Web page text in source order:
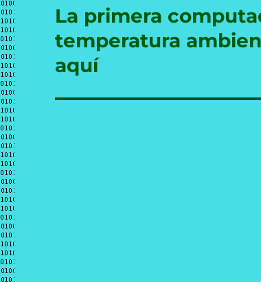
Entrada
siguiente:
La primera
temperatura
aquí